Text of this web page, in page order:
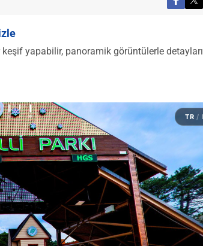
yapabilir, panoramik görüntülerle detayları